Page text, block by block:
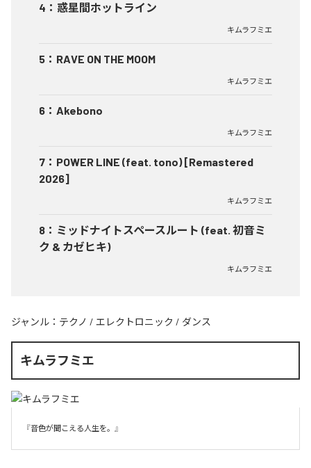
4 ： 惑星間ホットライン
キムラフミエ
5 ： RAVE ON THE MOOM
キムラフミエ
6 ： Akebono
キムラフミエ
7 ： POWER LINE (feat. tono) [Remastered
2026]
キムラフミエ
8 ： ミッドナイトスペースルート (feat. 初音ミ
ク & カゼヒキ)
キムラフミエ
ジャンル： テクノ / エレクトロニック / ダンス
キムラフミエ
『音色が聞こえる人生を。』